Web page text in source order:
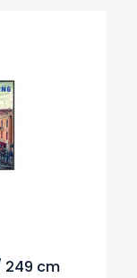
249 cm